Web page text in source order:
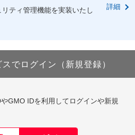
グイン可能
登録可能
ティ管理機能を実装いたし
詳細
でログイン（新規登録）
GMO IDを利用してログインや新規